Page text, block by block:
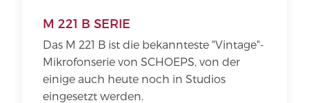
M 221 B SERIE
Das M 221 B ist die bekannteste "Vintage"-
Mikrofonserie von SCHOEPS, von der
einige auch heute noch in Studios
eingesetzt werden.